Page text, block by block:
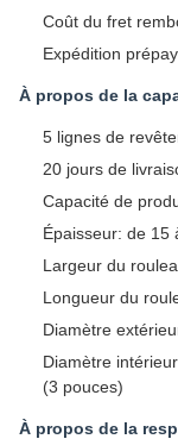
Coût du fret
Expédition
À propos de la
5 lignes de
20 jours de
Capacité de
Épaisseur: de 15
Largeur du
Longueur du
Diamètre
Diamètre
(3 pouces)
À propos de la